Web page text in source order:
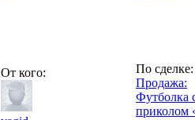
От кого:
По сделке:
Продажа:
Футболка
приколом